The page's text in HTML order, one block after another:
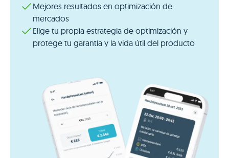
Mejores resultados en optimización de
mercados
Elige tu propia estrategia de optimización y
protege tu garantía y la vida útil del producto